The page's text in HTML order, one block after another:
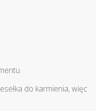
do karmienia, więc